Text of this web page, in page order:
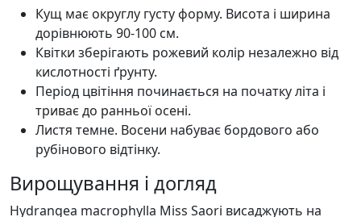
Кущ має округлу густу форму. Висота і ширина
дорівнюють 90-100 см.
Квітки зберігають рожевий колір незалежно від
кислотності ґрунту.
Період цвітіння починається на початку літа і
триває до ранньої осені.
Листя темне. Восени набуває бордового або
рубінового відтінку.
Вирощування і догляд
Hydrangea macrophylla Miss Saori висаджують на